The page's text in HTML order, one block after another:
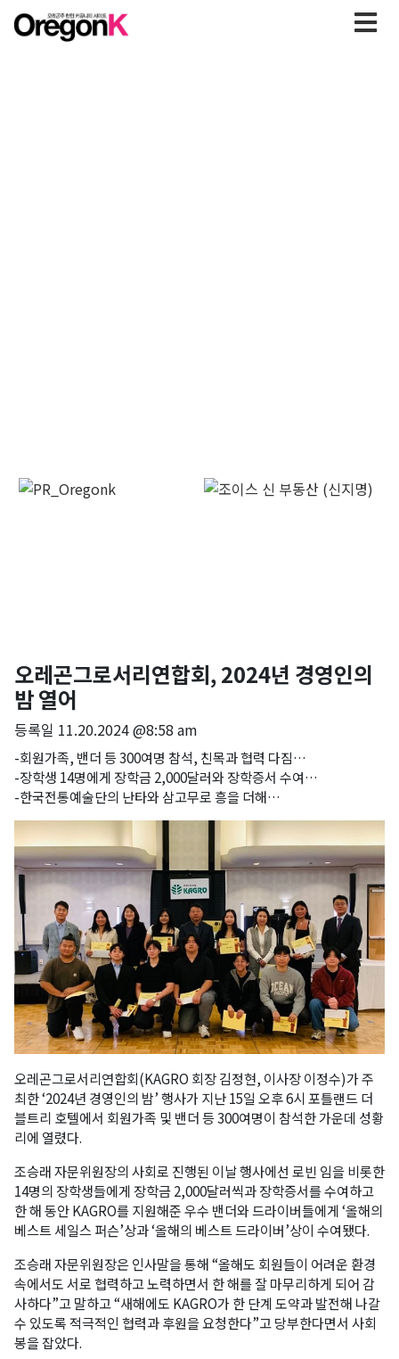
오레곤그로서리연합회, 2024년 경영인의
밤 열어
등록일 11.20.2024 @8:58 am
-회원가족, 밴더 등 300여명 참석, 친목과 협력 다짐…
-장학생 14명에게 장학금 2,000달러와 장학증서 수여…
-한국전통예술단의 난타와 삼고무로 흥을 더해…
오레곤그로서리연합회(KAGRO 회장 김정현, 이사장 이정수)가 주
최한 ‘2024년 경영인의 밤’ 행사가 지난 15일 오후 6시 포틀랜드 더
블트리 호텔에서 회원가족 및 밴더 등 300여명이 참석한 가운데 성황
리에 열렸다.
조승래 자문위원장의 사회로 진행된 이날 행사에선 로빈 임을 비롯한
14명의 장학생들에게 장학금 2,000달러씩과 장학증서를 수여하고
한 해 동안 KAGRO를 지원해준 우수 밴더와 드라이버들에게 ‘올해의
베스트 세일스 퍼슨’상과 ‘올해의 베스트 드라이버’상이 수여됐다.
조승래 자문위원장은 인사말을 통해 “올해도 회원들이 어려운 환경
속에서도 서로 협력하고 노력하면서 한 해를 잘 마무리하게 되어 감
사하다”고 말하고 “새해에도 KAGRO가 한 단계 도약과 발전해 나갈
수 있도록 적극적인 협력과 후원을 요청한다”고 당부한다면서 사회
봉을 잡았다.